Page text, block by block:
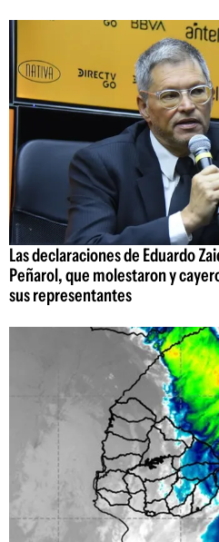
Las declaraciones de Eduardo
Peñarol, que molestaron y
sus representantes